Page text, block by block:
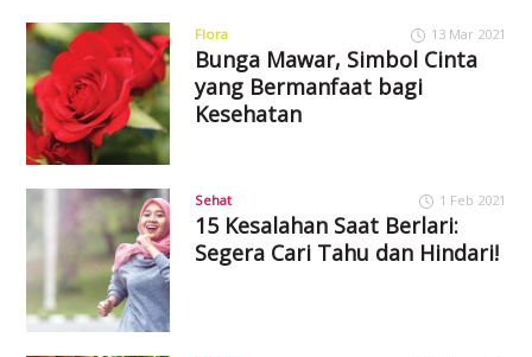
Flora 13 Mar 2021
Bunga Mawar, Simbol Cinta
yang Bermanfaat bagi
Kesehatan
Sehat 1 Feb 2021
15 Kesalahan Saat Berlari:
Segera Cari Tahu dan Hindari!